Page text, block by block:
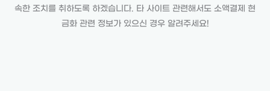
속한 조치를 취하도록 하겠습니다. 타 사이트 관련해서도 소액결제 현
금화 관련 정보가 있으신 경우 알려주세요!